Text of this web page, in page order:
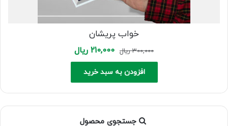
خواب پریشان
300,000 ریال Original
price
was:
300,000 ریال.
210,000 ریالCurrent
price
210,000 ریال.
افزودن به سبد خرید
جستجوی محصول